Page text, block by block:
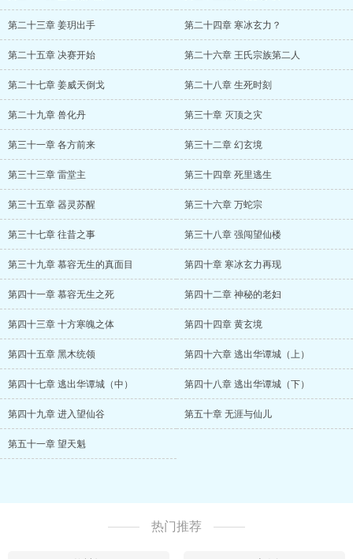
第二十三章 姜玥出手 第二十四章 寒冰玄力？
第二十五章 决赛开始 第二十六章 王氏宗族第二人
第二十七章 姜威天倒戈 第二十八章 生死时刻
第二十九章 兽化丹 第三十章 灭顶之灾
第三十一章 各方前来 第三十二章 幻玄境
第三十三章 雷堂主 第三十四章 死里逃生
第三十五章 器灵苏醒 第三十六章 万蛇宗
第三十七章 往昔之事 第三十八章 强闯望仙楼
第三十九章 慕容无生的真面目 第四十章 寒冰玄力再现
第四十一章 慕容无生之死 第四十二章 神秘的老妇
第四十三章 十方寒魄之体 第四十四章 黄玄境
第四十五章 黑木统领 第四十六章 逃出华谭城（上）
第四十七章 逃出华谭城（中） 第四十八章 逃出华谭城（下）
第四十九章 进入望仙谷 第五十章 无涯与仙儿
第五十一章 望天魁
热门推荐